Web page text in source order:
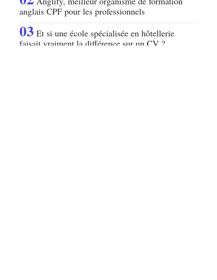
anglais CPF pour les professionnels
Et si une école spécialisée en hôtellerie
faisait vraiment la différence sur un CV ?